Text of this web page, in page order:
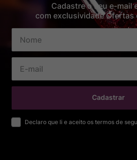
Cadastre o seu e-mail
com exclusividade Ofertas
Cadastrar
Declaro que li e aceito os termos de